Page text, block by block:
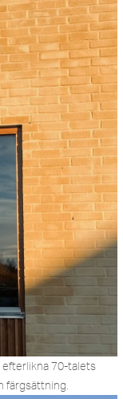
efterlikna 70-talets
färgsättning.